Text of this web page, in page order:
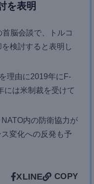
を表明
脳会談で、トルコ
検討すると表明し
理由に2019年にF-
には米制裁を受けて
内の防衛協力が
変化への反発も予
XLINE COPY